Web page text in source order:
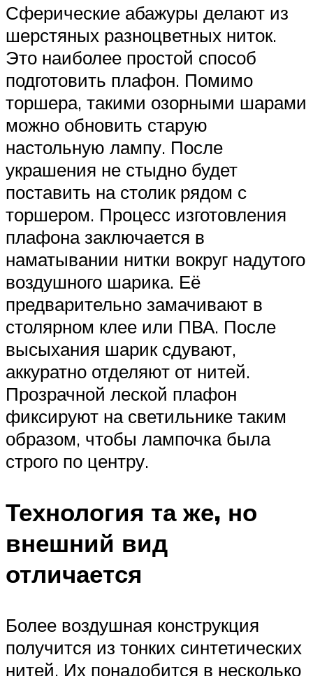
Сферические абажуры делают из
шерстяных разноцветных ниток.
Это наиболее простой способ
подготовить плафон. Помимо
торшера, такими озорными шарами
можно обновить старую
настольную лампу. После
украшения не стыдно будет
поставить на столик рядом с
торшером. Процесс изготовления
плафона заключается в
наматывании нитки вокруг надутого
воздушного шарика. Её
предварительно замачивают в
столярном клее или ПВА. После
высыхания шарик сдувают,
аккуратно отделяют от нитей.
Прозрачной леской плафон
фиксируют на светильнике таким
образом, чтобы лампочка была
строго по центру.
Технология та же, но
внешний вид
отличается
Более воздушная конструкция
получится из тонких синтетических
нитей. Их понадобится в несколько